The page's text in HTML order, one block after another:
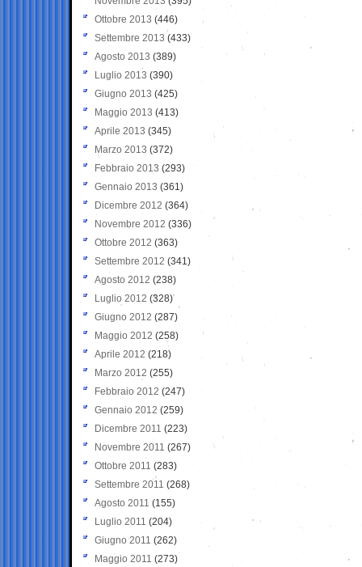
Ottobre 2013 (446)
Settembre 2013 (433)
Agosto 2013 (389)
Luglio 2013 (390)
Giugno 2013 (425)
Maggio 2013 (413)
Aprile 2013 (345)
Marzo 2013 (372)
Febbraio 2013 (293)
Gennaio 2013 (361)
Dicembre 2012 (364)
Novembre 2012 (336)
Ottobre 2012 (363)
Settembre 2012 (341)
Agosto 2012 (238)
Luglio 2012 (328)
Giugno 2012 (287)
Maggio 2012 (258)
Aprile 2012 (218)
Marzo 2012 (255)
Febbraio 2012 (247)
Gennaio 2012 (259)
Dicembre 2011 (223)
Novembre 2011 (267)
Ottobre 2011 (283)
Settembre 2011 (268)
Agosto 2011 (155)
Luglio 2011 (204)
Giugno 2011 (262)
Maggio 2011 (273)